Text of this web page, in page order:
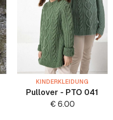
KINDERKLEIDUNG
Pullover - PTO 041
€6.00